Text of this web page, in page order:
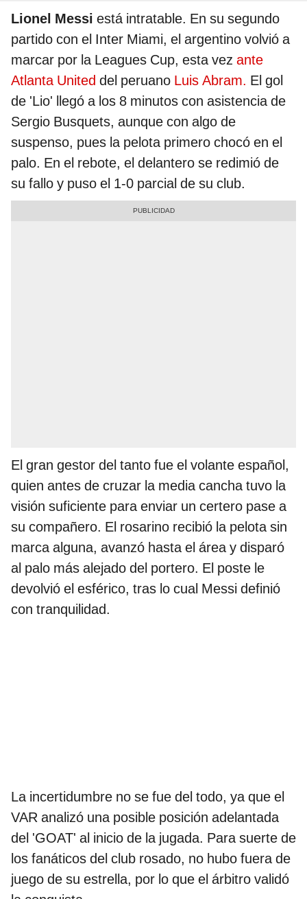
Lionel Messi está intratable. En su segundo
partido con el Inter Miami, el argentino volvió a
marcar por la Leagues Cup, esta vez ante
Atlanta United del peruano Luis Abram. El gol
de 'Lio' llegó a los 8 minutos con asistencia de
Sergio Busquets, aunque con algo de
suspenso, pues la pelota primero chocó en el
palo. En el rebote, el delantero se redimió de
su fallo y puso el 1-0 parcial de su club.
El gran gestor del tanto fue el volante español,
quien antes de cruzar la media cancha tuvo la
visión suficiente para enviar un certero pase a
su compañero. El rosarino recibió la pelota sin
marca alguna, avanzó hasta el área y disparó
al palo más alejado del portero. El poste le
devolvió el esférico, tras lo cual Messi definió
con tranquilidad.
La incertidumbre no se fue del todo, ya que el
VAR analizó una posible posición adelantada
del 'GOAT' al inicio de la jugada. Para suerte de
los fanáticos del club rosado, no hubo fuera de
juego de su estrella, por lo que el árbitro validó